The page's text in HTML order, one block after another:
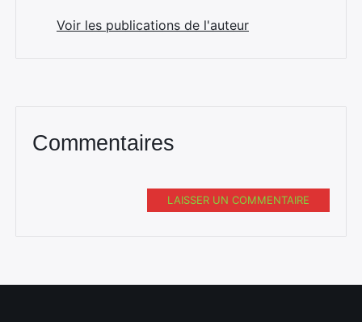
Voir les publications de l'auteur
Commentaires
LAISSER UN COMMENTAIRE